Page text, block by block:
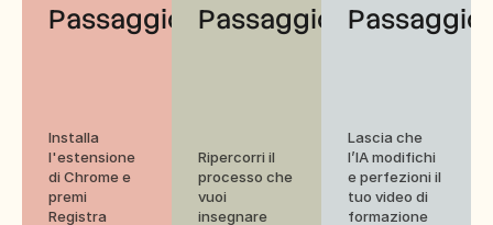
Passaggio 1
Installa
l'estensione
di Chrome e
premi
Registra
Passaggio 2
Ripercorri il
processo che
vuoi
insegnare
Passaggio
Lascia che
l’IA modifichi
e perfezioni il
tuo video di
formazione